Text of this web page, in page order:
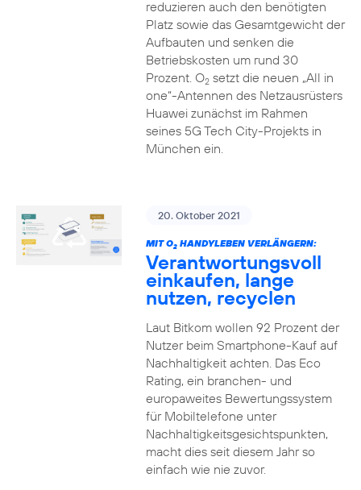
reduzieren auch den benötigten
Platz sowie das Gesamtgewicht der
Aufbauten und senken die
Betriebskosten um rund 30
Prozent. O2setzt die neuen „All in
one“-Antennen des Netzausrüsters
Huawei zunächst im Rahmen
seines 5G Tech City-Projekts in
München ein.
20. Oktober 2021
MIT O2HANDYLEBEN VERLÄNGERN:
Verantwortungsvoll
einkaufen, lange
nutzen, recyclen
Laut Bitkom wollen 92 Prozent der
Nutzer beim Smartphone-Kauf auf
Nachhaltigkeit achten. Das Eco
Rating, ein branchen- und
europaweites Bewertungssystem
für Mobiltelefone unter
Nachhaltigkeitsgesichtspunkten,
macht dies seit diesem Jahr so
einfach wie nie zuvor.